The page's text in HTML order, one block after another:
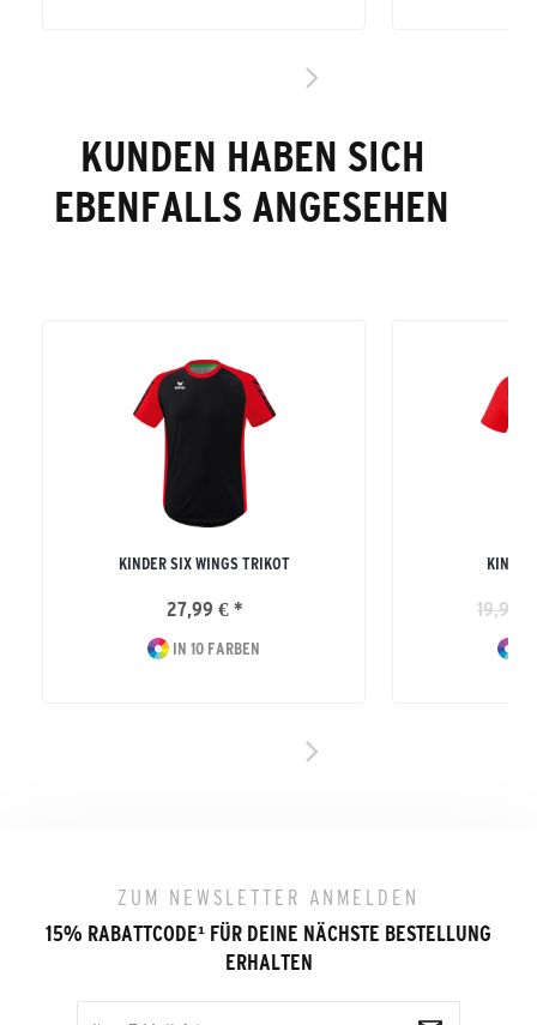
KUNDEN HABEN SICH
EBENFALLS ANGESEHEN
KINDER SIX WINGS TRIKOT
27,99 € *
IN 10 FARBEN
19,99
ZUM NEWSLETTER ANMELDEN
15% RABATTCODE¹ FÜR DEINE NÄCHSTE BESTELLUNG
ERHALTEN